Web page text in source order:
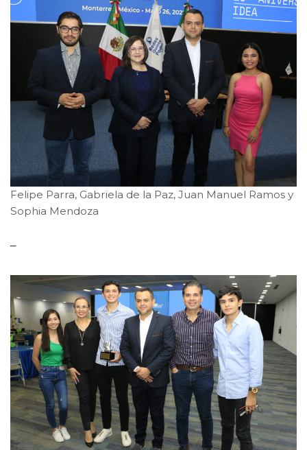
Felipe Parra, Gabriela de la Paz, Juan Manuel Ramos y
Sophia Mendoza
–